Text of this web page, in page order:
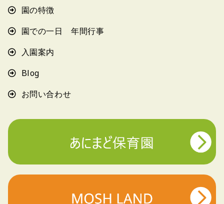
園の特徴
園での一日 年間行事
入園案内
Blog
お問い合わせ